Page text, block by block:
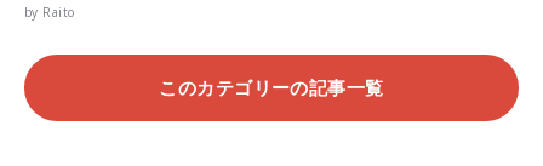
by Raito
このカテゴリーの記事一覧